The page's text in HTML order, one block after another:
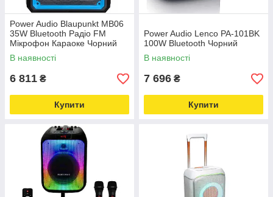
Power Audio Blaupunkt MB06
35W Bluetooth Радіо FM
Мікрофон Караоке Чорний
В наявності
6 811 ₴
Купити
Power Audio Lenco PA-101BK
100W Bluetooth Чорний
В наявності
7 696 ₴
Купити